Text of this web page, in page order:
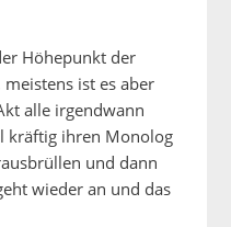
Höhepunkt der
ist es aber
alle irgendwann
kräftig ihren Monolog
und dann
wieder an und das